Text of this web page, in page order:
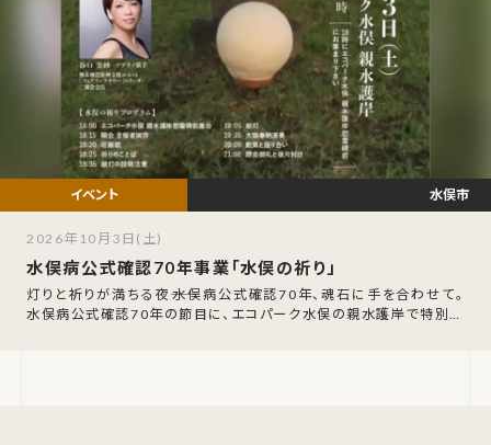
水俣病公式確認70年事業「水俣の祈り」
灯りと祈りが満ちる夜――水俣病公式確認70年、魂石に手を合わせて。
水俣病公式確認70年の節目に、エコパーク水俣の親水護岸で特別な
水俣市
2026年10月3日(土)